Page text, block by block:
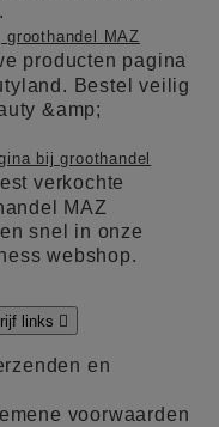
groothandel MAZ
producten pagina
Bestel veilig
&amp;
bij groothandel
verkochte
MAZ
snel in onze
webshop.
links 
en
voorwaarden